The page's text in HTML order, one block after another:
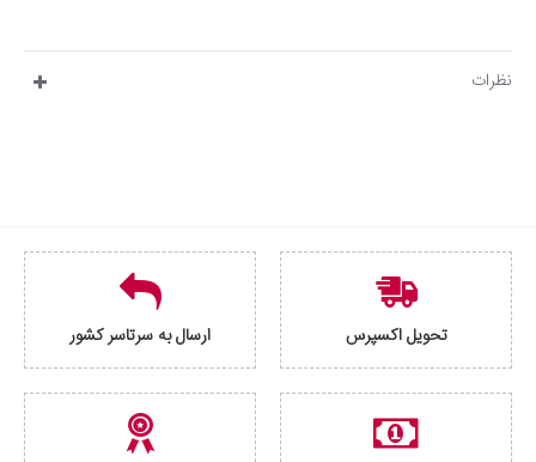
نظرات
تحویل اکسپرس ارسال به سرتاسر کشور